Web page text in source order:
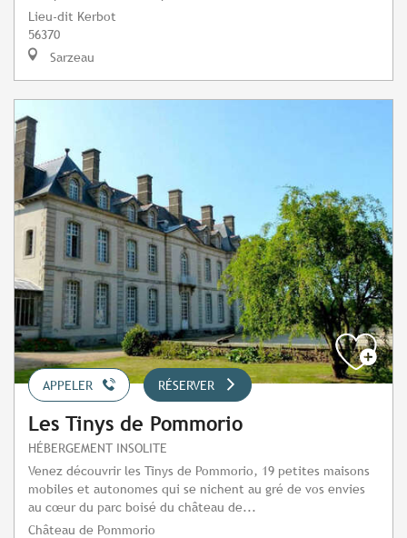
Lieu-dit Kerbot
56370
Sarzeau
APPELER RÉSERVER
Les Tinys de Pommorio
HÉBERGEMENT INSOLITE
Venez découvrir les Tinys de Pommorio, 19 petites maisons
mobiles et autonomes qui se nichent au gré de vos envies
au cœur du parc boisé du château de...
Château de Pommorio